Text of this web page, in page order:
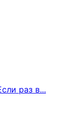
раз в...